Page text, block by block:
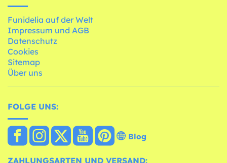
Funidelia auf der Welt
Impressum und AGB
Datenschutz
Cookies
Sitemap
Über uns
FOLGE UNS:
Blog
ZAHLUNGSARTEN UND VERSAND: